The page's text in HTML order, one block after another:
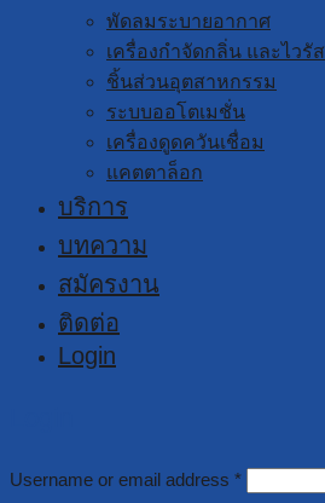
พัดลมระบายอากาศ
เครื่องกำจัดกลิ่น และไวรัส
ชิ้นส่วนอุตสาหกรรม
ระบบออโตเมชั่น
เครื่องดูดควันเชื่อม
แคตตาล็อก
บริการ
บทความ
สมัครงาน
ติดต่อ
Login
Username or email address *